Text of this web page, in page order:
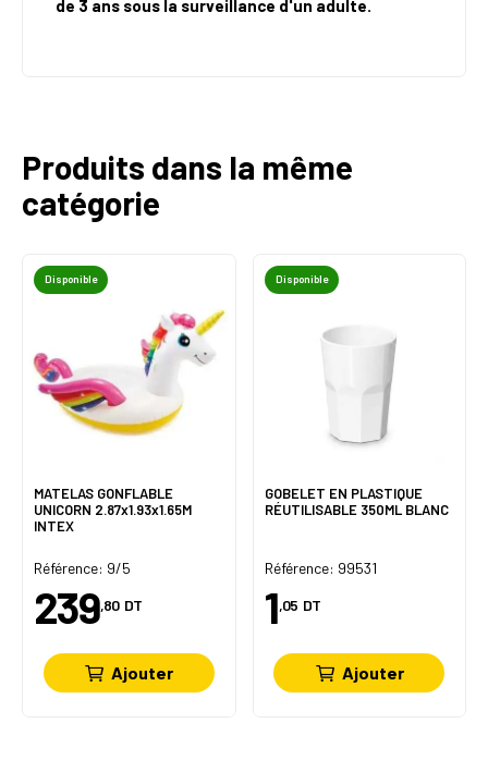
de 3 ans sous la surveillance d'un adulte.
Produits dans la même
catégorie
Disponible
MATELAS GONFLABLE
UNICORN 2.87x1.93x1.65M
INTEX
Référence: 9/5
239,80 DT
Ajouter
Disponible
GOBELET EN PLASTIQUE
RÉUTILISABLE 350ML BLANC
Référence: 99531
1,05 DT
Ajouter